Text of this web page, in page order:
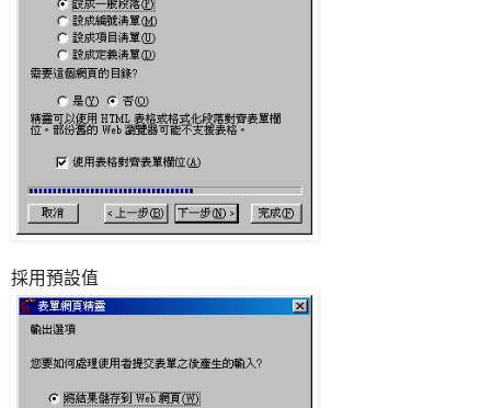
採用預設值